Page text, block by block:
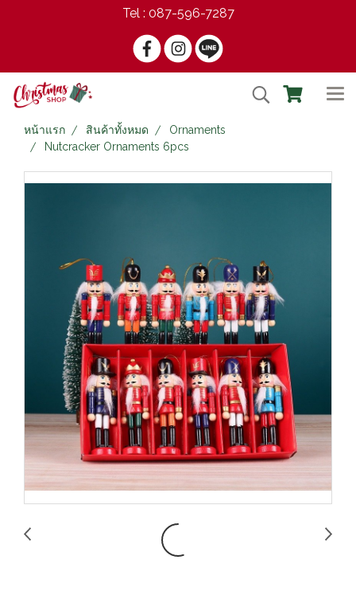
Tel : 087-596-7287
หน้าแรก สินค้าทั้งหมด
Ornaments
Nutcracker Ornaments 6pcs